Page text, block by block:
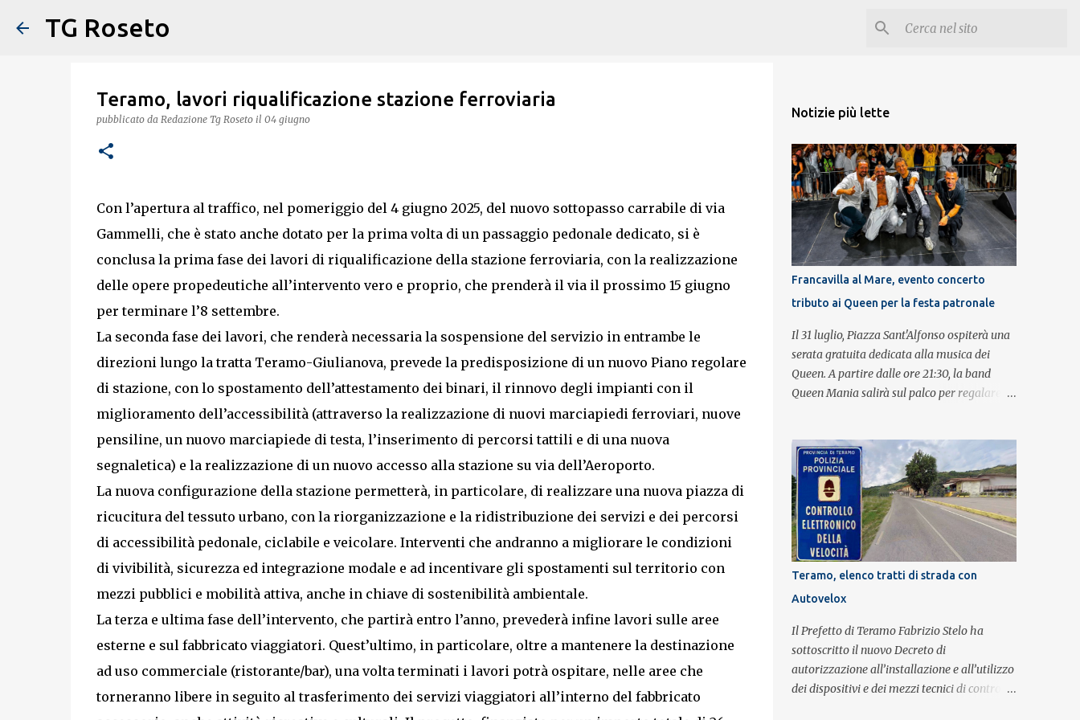
TG Roseto
Teramo, lavori riqualificazione stazione ferroviaria
pubblicato da Redazione Tg Roseto il 04 giugno
Con l’apertura al traffico, nel pomeriggio del 4 giugno 2025, del nuovo sottopasso carrabile di via
Gammelli, che è stato anche dotato per la prima volta di un passaggio pedonale dedicato, si è
conclusa la prima fase dei lavori di riqualificazione della stazione ferroviaria, con la realizzazione
delle opere propedeutiche all’intervento vero e proprio, che prenderà il via il prossimo 15 giugno
per terminare l’8 settembre.
La seconda fase dei lavori, che renderà necessaria la sospensione del servizio in entrambe le
direzioni lungo la tratta Teramo-Giulianova, prevede la predisposizione di un nuovo Piano regolare
di stazione, con lo spostamento dell’attestamento dei binari, il rinnovo degli impianti con il
miglioramento dell’accessibilità (attraverso la realizzazione di nuovi marciapiedi ferroviari, nuove
pensiline, un nuovo marciapiede di testa, l’inserimento di percorsi tattili e di una nuova
segnaletica) e la realizzazione di un nuovo accesso alla stazione su via dell’Aeroporto.
La nuova configurazione della stazione permetterà, in particolare, di realizzare una nuova piazza di
ricucitura del tessuto urbano, con la riorganizzazione e la ridistribuzione dei servizi e dei percorsi
di accessibilità pedonale, ciclabile e veicolare. Interventi che andranno a migliorare le condizioni
di vivibilità, sicurezza ed integrazione modale e ad incentivare gli spostamenti sul territorio con
mezzi pubblici e mobilità attiva, anche in chiave di sostenibilità ambientale.
La terza e ultima fase dell’intervento, che partirà entro l’anno, prevederà infine lavori sulle aree
esterne e sul fabbricato viaggiatori. Quest’ultimo, in particolare, oltre a mantenere la destinazione
ad uso commerciale (ristorante/bar), una volta terminati i lavori potrà ospitare, nelle aree che
torneranno libere in seguito al trasferimento dei servizi viaggiatori all’interno del fabbricato
Notizie più lette
Francavilla al Mare, evento concerto
tributo ai Queen per la festa patronale
Il 31 luglio, Piazza Sant'Alfonso ospiterà una
serata gratuita dedicata alla musica dei
Queen. A partire dalle ore 21:30, la band
Queen Mania salirà sul palco per regalare al
britannica. Nati nel 2007 e riconosciuti come
l'omaggio definitivo alla leggenda dei
Queen, i componenti della band portano
avanti con grande successo la passione e
l'energia del celebre gruppo. Lo spettacolo si
inserisce nell'ambito dei festeggiamenti in
onore di Sant'Alfonso, il santo patrono della
città. La formazione sul palco è composta da
Simone Fortuna alla batteria e voce, Fabrizio
Palermo al basso e voce, Tiziano Giampieri
alla chitarra e voce, e Salvo Vinci alla voce.
Salvo Vinci è la voce scelta direttamente da
Brian May e Roger Taylor per il musical We
Teramo, elenco tratti di strada con
Autovelox
Il Prefetto di Teramo Fabrizio Stelo ha
sottoscritto il nuovo Decreto di
autorizzazione all’installazione e all’utilizzo
dei dispositivi e dei mezzi tecnici di controllo